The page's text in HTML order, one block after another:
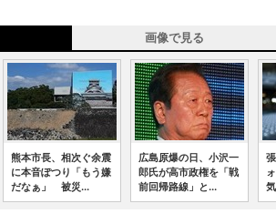
画像で見る
熊本市長、相次ぐ余震
に本音ぽつり「もう嫌
だなぁ」 被災...
広島原爆の日、小沢一
郎氏が高市政権を「戦
前回帰路線」と...